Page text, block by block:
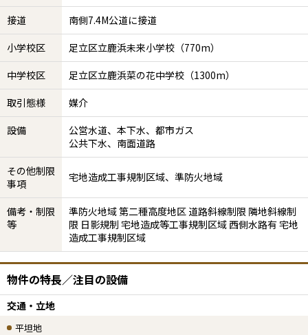
接道
南側7.4M公道に接道
小学校区
足立区立鹿浜未来小学校（770m）
中学校区
足立区立鹿浜菜の花中学校（1300m）
取引態様
媒介
設備
公営水道、本下水、都市ガス
公共下水、南面道路
その他制限
事項
宅地造成工事規制区域、準防火地域
備考・制限
等
準防火地域 第二種高度地区 道路斜線制限 隣地斜線制
限 日影規制 宅地造成等工事規制区域 西側水路有 宅地
造成工事規制区域
物件の特長／注目の設備
交通・立地
平坦地